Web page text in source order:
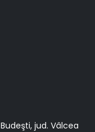
jud. Vâlcea